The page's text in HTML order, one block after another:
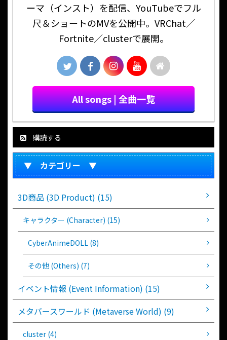
ーマ（インスト）を配信、YouTubeでフル
尺＆ショートのMVを公開中。VRChat／
Fortnite／clusterで展開。
All songs | 全曲一覧
購読する
▼ カテゴリー ▼
3D商品 (3D Product) (15)
キャラクター (Character) (15)
CyberAnimeDOLL (8)
その他 (Others) (7)
イベント情報 (Event Information) (15)
メタバースワールド (Metaverse World) (9)
cluster (4)